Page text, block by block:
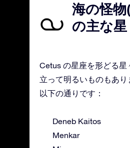
海の怪
の主な星
Cetus の星座を形どる星
立って明るいものもあ
以下の通りです：
Deneb Kaitos
Menkar